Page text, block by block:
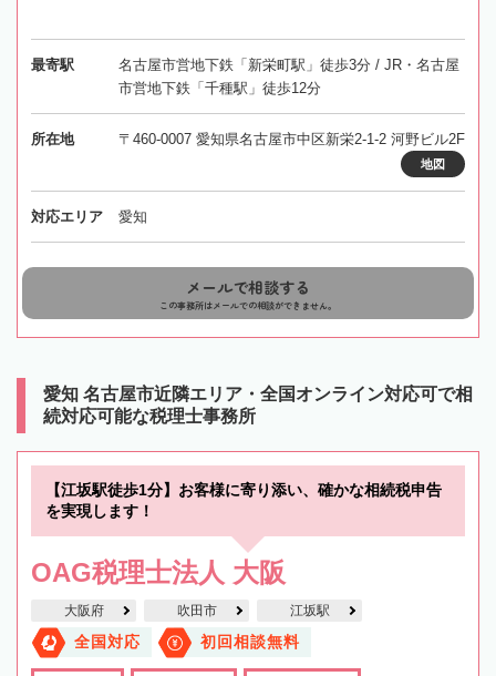
最寄駅
名古屋市営地下鉄「新栄町駅」徒歩3分 / JR・名古屋
市営地下鉄「千種駅」徒歩12分
所在地 〒460-0007 愛知県名古屋市中区新栄2-1-2 河野ビル2F
地図
対応エリア 愛知
メールで相談する
この事務所はメールでの相談ができません。
愛知 名古屋市近隣エリア・全国オンライン対応可で相
続対応可能な税理士事務所
【江坂駅徒歩1分】お客様に寄り添い、確かな相続税申告
を実現します！
OAG税理士法人 大阪
大阪府 吹田市 江坂駅
全国対応 初回相談無料